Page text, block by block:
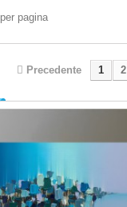
per pagina
Precedente 1 2